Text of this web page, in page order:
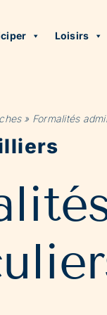
Loisirs
» Formalités